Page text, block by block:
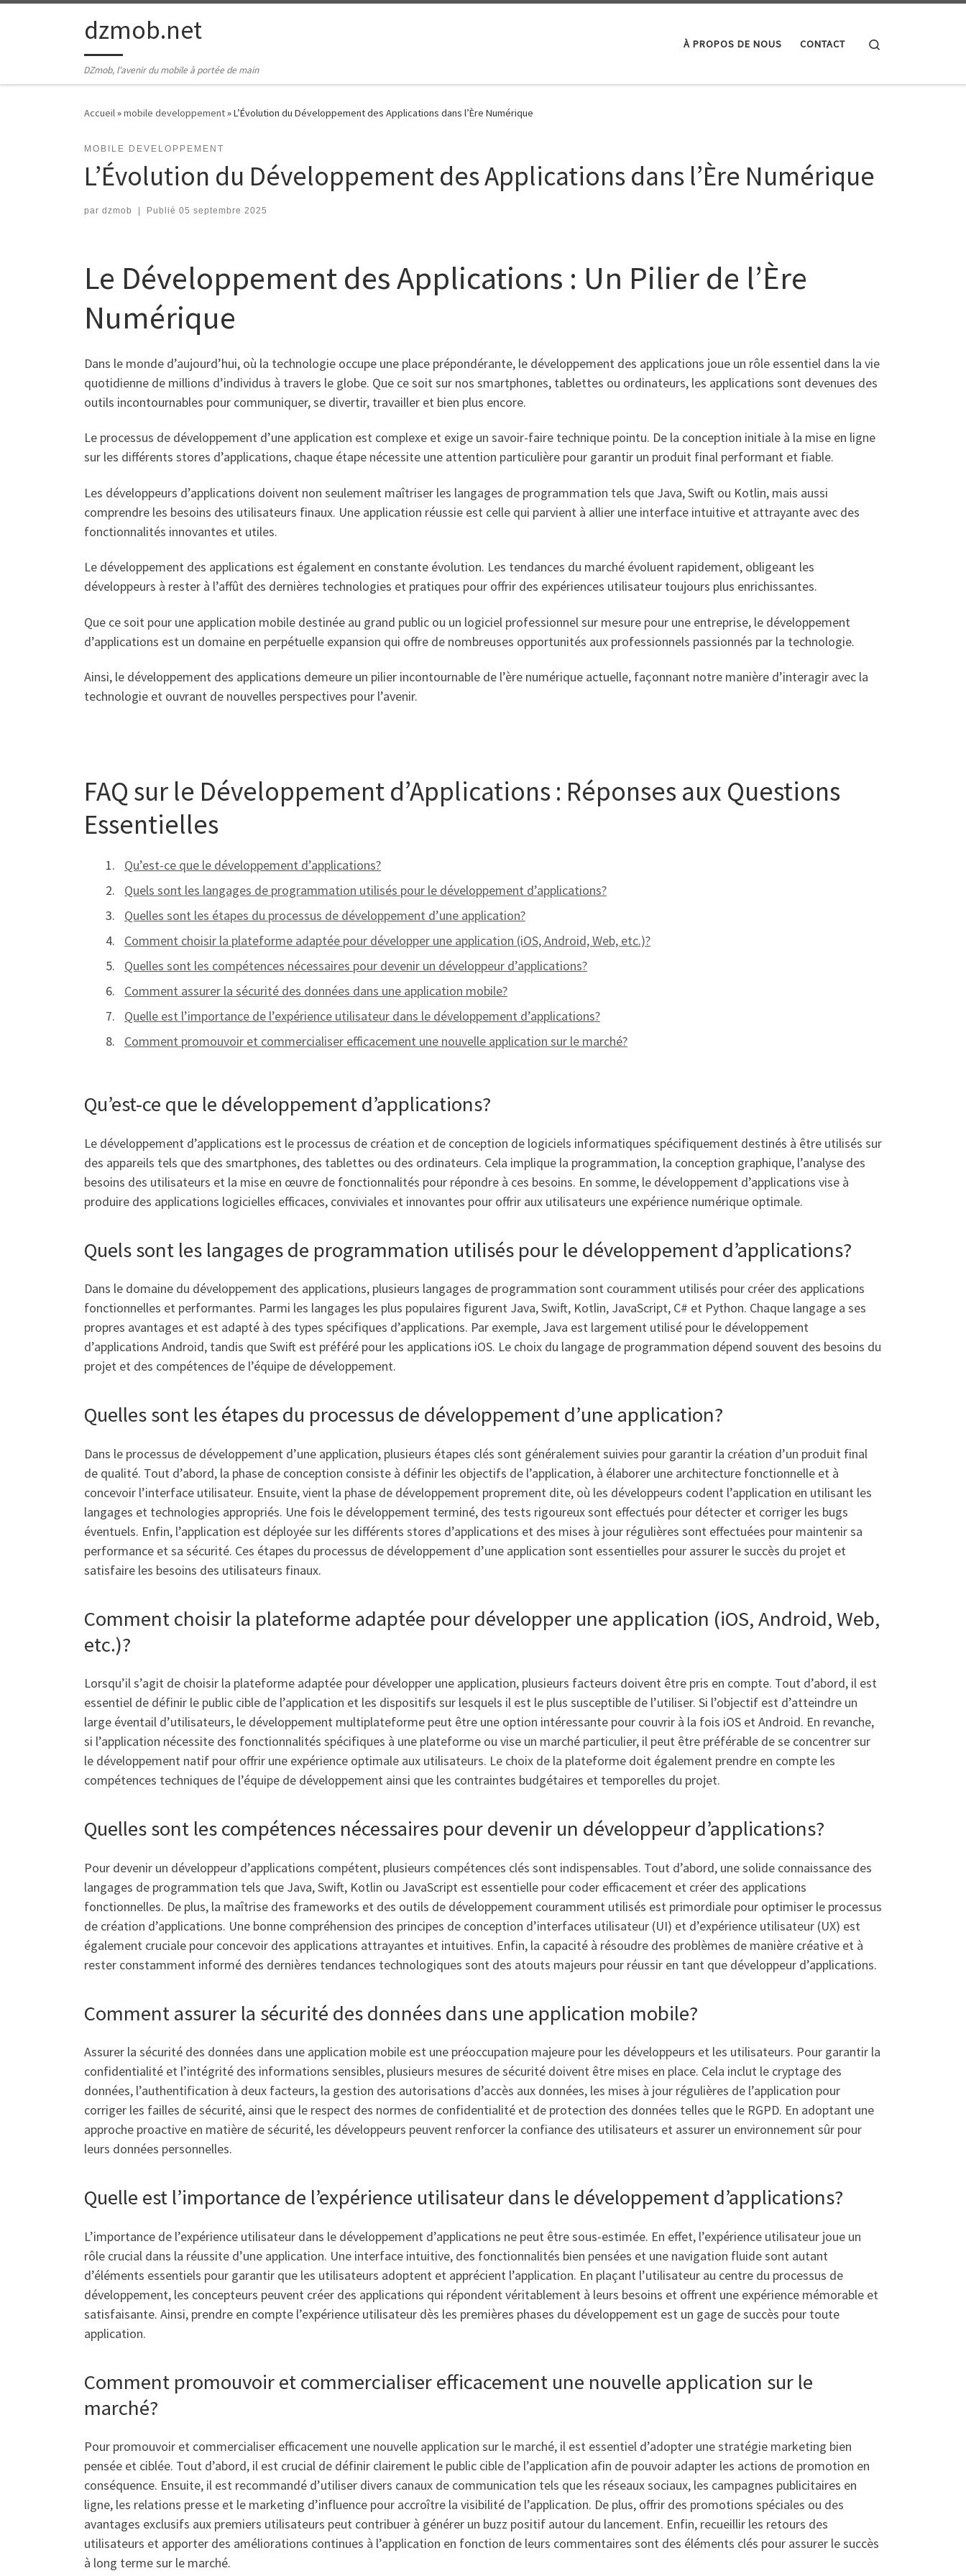
Passer au contenudzmob.net
DZmob, l'avenir du mobile à portée de main
À PROPOS DE NOUS CONTACT
Accueil»mobile developpement»L’Évolution du Développement des Applications dans l’Ère Numérique
MOBILE DEVELOPPEMENT
L’Évolution du Développement des Applications dans l’Ère Numérique
par dzmob Publié 05 septembre 2025
Le Développement des Applications : Un Pilier de l’Ère
Numérique
Dans le monde d’aujourd’hui, où la technologie occupe une place prépondérante, le développement des applications joue un rôle essentiel dans la vie
quotidienne de millions d’individus à travers le globe. Que ce soit sur nos smartphones, tablettes ou ordinateurs, les applications sont devenues des
outils incontournables pour communiquer, se divertir, travailler et bien plus encore.
Le processus de développement d’une application est complexe et exige un savoir-faire technique pointu. De la conception initiale à la mise en ligne
sur les différents stores d’applications, chaque étape nécessite une attention particulière pour garantir un produit final performant et fiable.
Les développeurs d’applications doivent non seulement maîtriser les langages de programmation tels que Java, Swift ou Kotlin, mais aussi
comprendre les besoins des utilisateurs finaux. Une application réussie est celle qui parvient à allier une interface intuitive et attrayante avec des
fonctionnalités innovantes et utiles.
Le développement des applications est également en constante évolution. Les tendances du marché évoluent rapidement, obligeant les
développeurs à rester à l’affût des dernières technologies et pratiques pour offrir des expériences utilisateur toujours plus enrichissantes.
Que ce soit pour une application mobile destinée au grand public ou un logiciel professionnel sur mesure pour une entreprise, le développement
d’applications est un domaine en perpétuelle expansion qui offre de nombreuses opportunités aux professionnels passionnés par la technologie.
Ainsi, le développement des applications demeure un pilier incontournable de l’ère numérique actuelle, façonnant notre manière d’interagir avec la
technologie et ouvrant de nouvelles perspectives pour l’avenir.
FAQ sur le Développement d’Applications : Réponses aux Questions
Essentielles
Qu’est-ce que le développement d’applications?
Quels sont les langages de programmation utilisés pour le développement d’applications?
Quelles sont les étapes du processus de développement d’une application?
Comment choisir la plateforme adaptée pour développer une application (iOS, Android, Web, etc.)?
Quelles sont les compétences nécessaires pour devenir un développeur d’applications?
Comment assurer la sécurité des données dans une application mobile?
Quelle est l’importance de l’expérience utilisateur dans le développement d’applications?
Comment promouvoir et commercialiser efficacement une nouvelle application sur le marché?
Qu’est-ce que le développement d’applications?
Le développement d’applications est le processus de création et de conception de logiciels informatiques spécifiquement destinés à être utilisés sur
des appareils tels que des smartphones, des tablettes ou des ordinateurs. Cela implique la programmation, la conception graphique, l’analyse des
besoins des utilisateurs et la mise en œuvre de fonctionnalités pour répondre à ces besoins. En somme, le développement d’applications vise à
produire des applications logicielles efficaces, conviviales et innovantes pour offrir aux utilisateurs une expérience numérique optimale.
Quels sont les langages de programmation utilisés pour le développement d’applications?
Dans le domaine du développement des applications, plusieurs langages de programmation sont couramment utilisés pour créer des applications
fonctionnelles et performantes. Parmi les langages les plus populaires figurent Java, Swift, Kotlin, JavaScript, C# et Python. Chaque langage a ses
propres avantages et est adapté à des types spécifiques d’applications. Par exemple, Java est largement utilisé pour le développement
d’applications Android, tandis que Swift est préféré pour les applications iOS. Le choix du langage de programmation dépend souvent des besoins du
projet et des compétences de l’équipe de développement.
Quelles sont les étapes du processus de développement d’une application?
Dans le processus de développement d’une application, plusieurs étapes clés sont généralement suivies pour garantir la création d’un produit final
de qualité. Tout d’abord, la phase de conception consiste à définir les objectifs de l’application, à élaborer une architecture fonctionnelle et à
concevoir l’interface utilisateur. Ensuite, vient la phase de développement proprement dite, où les développeurs codent l’application en utilisant les
langages et technologies appropriés. Une fois le développement terminé, des tests rigoureux sont effectués pour détecter et corriger les bugs
éventuels. Enfin, l’application est déployée sur les différents stores d’applications et des mises à jour régulières sont effectuées pour maintenir sa
performance et sa sécurité. Ces étapes du processus de développement d’une application sont essentielles pour assurer le succès du projet et
satisfaire les besoins des utilisateurs finaux.
Comment choisir la plateforme adaptée pour développer une application (iOS, Android, Web,
etc.)?
Lorsqu’il s’agit de choisir la plateforme adaptée pour développer une application, plusieurs facteurs doivent être pris en compte. Tout d’abord, il est
essentiel de définir le public cible de l’application et les dispositifs sur lesquels il est le plus susceptible de l’utiliser. Si l’objectif est d’atteindre un
large éventail d’utilisateurs, le développement multiplateforme peut être une option intéressante pour couvrir à la fois iOS et Android. En revanche,
si l’application nécessite des fonctionnalités spécifiques à une plateforme ou vise un marché particulier, il peut être préférable de se concentrer sur
le développement natif pour offrir une expérience optimale aux utilisateurs. Le choix de la plateforme doit également prendre en compte les
compétences techniques de l’équipe de développement ainsi que les contraintes budgétaires et temporelles du projet.
Quelles sont les compétences nécessaires pour devenir un développeur d’applications?
Pour devenir un développeur d’applications compétent, plusieurs compétences clés sont indispensables. Tout d’abord, une solide connaissance des
langages de programmation tels que Java, Swift, Kotlin ou JavaScript est essentielle pour coder efficacement et créer des applications
fonctionnelles. De plus, la maîtrise des frameworks et des outils de développement couramment utilisés est primordiale pour optimiser le processus
de création d’applications. Une bonne compréhension des principes de conception d’interfaces utilisateur (UI) et d’expérience utilisateur (UX) est
également cruciale pour concevoir des applications attrayantes et intuitives. Enfin, la capacité à résoudre des problèmes de manière créative et à
rester constamment informé des dernières tendances technologiques sont des atouts majeurs pour réussir en tant que développeur d’applications.
Comment assurer la sécurité des données dans une application mobile?
Assurer la sécurité des données dans une application mobile est une préoccupation majeure pour les développeurs et les utilisateurs. Pour garantir la
confidentialité et l’intégrité des informations sensibles, plusieurs mesures de sécurité doivent être mises en place. Cela inclut le cryptage des
données, l’authentification à deux facteurs, la gestion des autorisations d’accès aux données, les mises à jour régulières de l’application pour
corriger les failles de sécurité, ainsi que le respect des normes de confidentialité et de protection des données telles que le RGPD. En adoptant une
approche proactive en matière de sécurité, les développeurs peuvent renforcer la confiance des utilisateurs et assurer un environnement sûr pour
leurs données personnelles.
Quelle est l’importance de l’expérience utilisateur dans le développement d’applications?
L’importance de l’expérience utilisateur dans le développement d’applications ne peut être sous-estimée. En effet, l’expérience utilisateur joue un
rôle crucial dans la réussite d’une application. Une interface intuitive, des fonctionnalités bien pensées et une navigation fluide sont autant
d’éléments essentiels pour garantir que les utilisateurs adoptent et apprécient l’application. En plaçant l’utilisateur au centre du processus de
développement, les concepteurs peuvent créer des applications qui répondent véritablement à leurs besoins et offrent une expérience mémorable et
satisfaisante. Ainsi, prendre en compte l’expérience utilisateur dès les premières phases du développement est un gage de succès pour toute
application.
Comment promouvoir et commercialiser efficacement une nouvelle application sur le
marché?
Pour promouvoir et commercialiser efficacement une nouvelle application sur le marché, il est essentiel d’adopter une stratégie marketing bien
pensée et ciblée. Tout d’abord, il est crucial de définir clairement le public cible de l’application afin de pouvoir adapter les actions de promotion en
conséquence. Ensuite, il est recommandé d’utiliser divers canaux de communication tels que les réseaux sociaux, les campagnes publicitaires en
ligne, les relations presse et le marketing d’influence pour accroître la visibilité de l’application. De plus, offrir des promotions spéciales ou des
avantages exclusifs aux premiers utilisateurs peut contribuer à générer un buzz positif autour du lancement. Enfin, recueillir les retours des
utilisateurs et apporter des améliorations continues à l’application en fonction de leurs commentaires sont des éléments clés pour assurer le succès
à long terme sur le marché.